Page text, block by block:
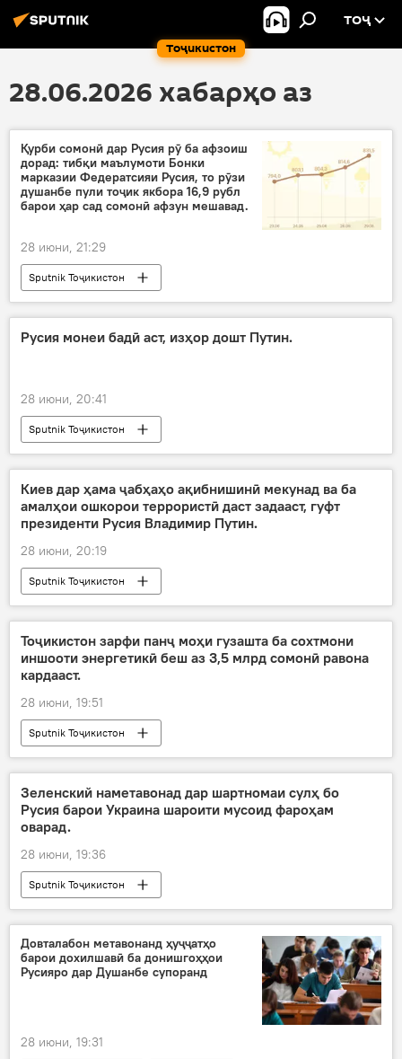
Тоҷикистон
ТОҶ
28.06.2026 хабарҳо аз
Қурби сомонӣ дар Русия рӯ ба афзоиш
дорад: тибқи маълумоти Бонки
марказии Федератсияи Русия, то рӯзи
душанбе пули тоҷик якбора 16,9 рубл
барои ҳар сад сомонӣ афзун мешавад.
28 июни, 21:29
Sputnik Тоҷикистон
Русия монеи бадӣ аст, изҳор дошт Путин.
28 июни, 20:41
Sputnik Тоҷикистон
Киев дар ҳама ҷабҳаҳо ақибнишинӣ мекунад ва ба
амалҳои ошкорои террористӣ даст задааст, гуфт
президенти Русия Владимир Путин.
28 июни, 20:19
Sputnik Тоҷикистон
Тоҷикистон зарфи панҷ моҳи гузашта ба сохтмони
иншооти энергетикӣ беш аз 3,5 млрд сомонӣ равона
кардааст.
28 июни, 19:51
Sputnik Тоҷикистон
Зеленский наметавонад дар шартномаи сулҳ бо
Русия барои Украина шароити мусоид фароҳам
оварад.
28 июни, 19:36
Sputnik Тоҷикистон
Довталабон метавонанд ҳуҷҷатҳо
барои дохилшавӣ ба донишгоҳҳои
Русияро дар Душанбе супоранд
28 июни, 19:31